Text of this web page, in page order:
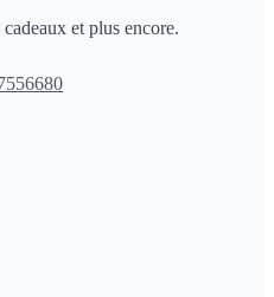
et plus encore.